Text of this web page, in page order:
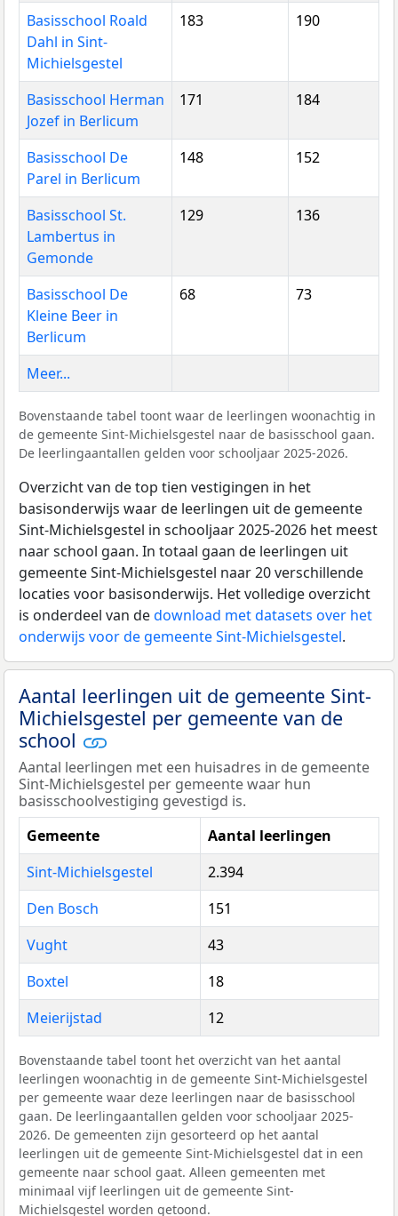
Basisschool Roald
Dahl in Sint-
Michielsgestel
183 190
Basisschool Herman
Jozef in Berlicum
171 184
Basisschool De
Parel in Berlicum
148 152
Basisschool St.
Lambertus in
Gemonde
129 136
Basisschool De
Kleine Beer in
Berlicum
68 73
Meer...
Bovenstaande tabel toont waar de leerlingen woonachtig in
de gemeente Sint-Michielsgestel naar de basisschool gaan.
De leerlingaantallen gelden voor schooljaar 2025-2026.
Overzicht van de top tien vestigingen in het
basisonderwijs waar de leerlingen uit de gemeente
Sint-Michielsgestel in schooljaar 2025-2026 het meest
naar school gaan. In totaal gaan de leerlingen uit
gemeente Sint-Michielsgestel naar 20 verschillende
locaties voor basisonderwijs. Het volledige overzicht
is onderdeel van dedownload met datasets over het
onderwijs voor de gemeente Sint-Michielsgestel.
Aantal leerlingen uit de gemeente Sint-
Michielsgestel per gemeente van de
school
Aantal leerlingen met een huisadres in de gemeente
Sint-Michielsgestel per gemeente waar hun
basisschoolvestiging gevestigd is.
Gemeente
Aantal leerlingen
Sint-Michielsgestel
2.394
Den Bosch
151
Vught
43
Boxtel
18
Meierijstad
12
Bovenstaande tabel toont het overzicht van het aantal
leerlingen woonachtig in de gemeente Sint-Michielsgestel
per gemeente waar deze leerlingen naar de basisschool
gaan. De leerlingaantallen gelden voor schooljaar 2025-
2026. De gemeenten zijn gesorteerd op het aantal
leerlingen uit de gemeente Sint-Michielsgestel dat in een
gemeente naar school gaat. Alleen gemeenten met
minimaal vijf leerlingen uit de gemeente Sint-
Michielsgestel worden getoond.